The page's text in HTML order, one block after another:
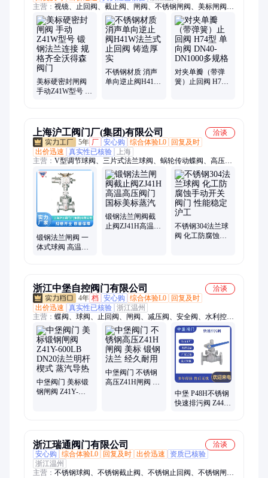
主营： 视镜、止回阀、截止阀、闸阀、不锈钢闸阀、美标闸阀、
美标截止阀、美标过滤器、美标止回阀、法兰闸阀、过滤器、旋
塞阀、球阀、手轮操作机构、法兰止回阀、法兰截止阀、法兰旋
塞阀、不锈钢截止阀、不锈钢止回阀、不锈钢球阀、Y型过滤
器、法兰视镜、法兰过滤器、角式截止阀
美标硬密封闸阀
手动Z41W型号 锻
不锈钢材质 消声
单向逆止阀H41W
对夹单瓣（带弹
簧）止回阀 H74
上海沪工阀门厂(集团)有限公司
洽谈
5年 厂 安心购 综合体验L0
回复及时
出价迅速
真实性已核验
上海
主营： V型调节球阀、三片式法兰球阀、蜗轮传动蝶阀、高压锻
钢闸阀、闸阀、气动O型切断球阀、防火防静电球阀、零泄漏硬
密封球阀、全焊接式球阀、双偏心法兰蝶阀、304不锈钢球阀、
316L不锈钢球阀、碳钢WCB蝶阀、PTFE软密封蝶阀、金属硬密
封蝶阀、PN16法兰蝶阀、Class150球阀、真空系统用球阀、食品
级蝶阀、燃气管道专用球阀、化工腐蚀介质阀门、水处理系统蝶
阀、球阀、蝶阀、法兰蝶阀
锻钢法兰闸阀 一
体式球阀 高温高
锻钢法兰闸阀截
止阀ZJ41H高温高
不锈钢304法兰球
阀 化工防腐蚀手
浙江中堡自控阀门有限公司
洽谈
4年 档 安心购 综合体验L0
回复及时
出价迅速
真实性已核验 浙江温州
主营： 蝶阀、球阀、止回阀、闸阀、减压阀、安全阀、水利控制
阀、气动阀门、电动阀门
中堡阀门 美标锻
钢闸阀 Z41Y-
中堡阀门 不锈钢
高压Z41H闸阀 美
中堡 P48H不锈钢
快速排污阀 Z44H
浙江瑞通阀门有限公司
洽谈
安心购
综合体验L0 回复及时 出价迅速
资质已核验
浙江温州
主营： 不锈钢球阀、不锈钢截止阀、不锈钢止回阀、不锈钢闸